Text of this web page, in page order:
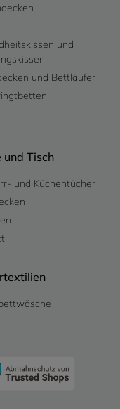
und
und Bettläufer
und Tisch
und Küchentücher